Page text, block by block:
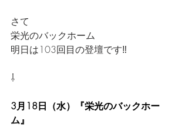
さて
栄光のバックホーム
明日は103回目の登壇です‼️
⇩
3月18日（水）『栄光のバックホー
ム』